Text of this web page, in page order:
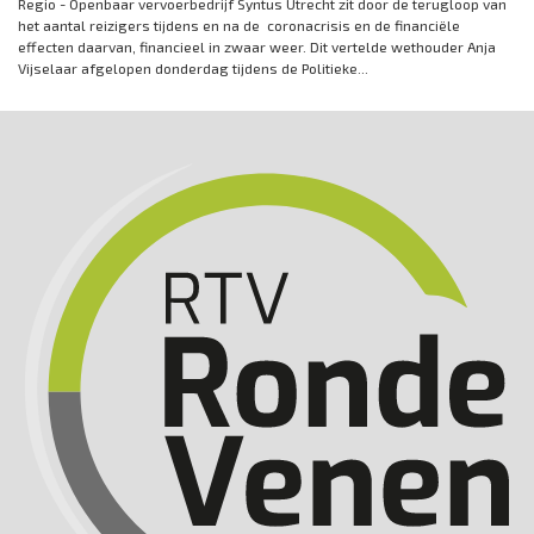
Regio - Openbaar vervoerbedrijf Syntus Utrecht zit door de terugloop van
het aantal reizigers tijdens en na de coronacrisis en de financiële
effecten daarvan, financieel in zwaar weer. Dit vertelde wethouder Anja
Vijselaar afgelopen donderdag tijdens de Politieke...